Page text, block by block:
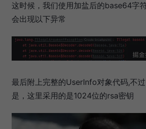
这时候，我们使用加盐后的base64字
会出现以下异常
最后附上完整的UserInfo对象代码,不
是，这里采用的是1024位的rsa密钥